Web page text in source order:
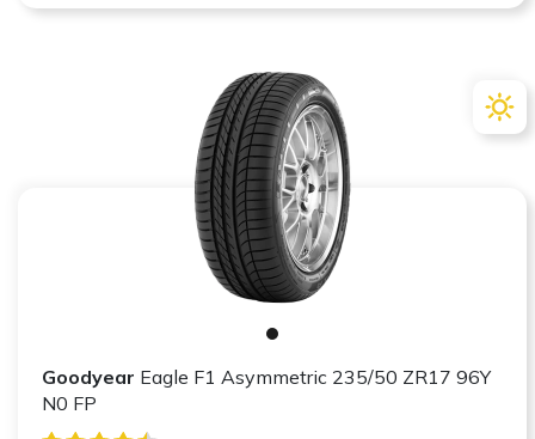
Goodyear Eagle F1 Asymmetric 235/50 ZR17 96Y
N0 FP